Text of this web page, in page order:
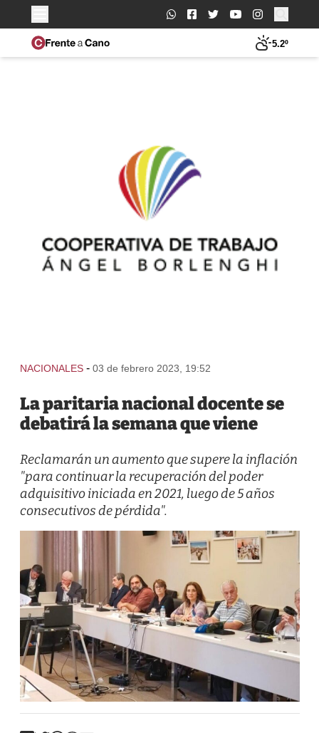
Buscar:
5.2º
NACIONALES - 03 de febrero 2023, 19:52
La paritaria nacional docente se
debatirá la semana que viene
Reclamarán un aumento que supere la inflación
"para continuar la recuperación del poder
adquisitivo iniciada en 2021, luego de 5 años
consecutivos de pérdida".